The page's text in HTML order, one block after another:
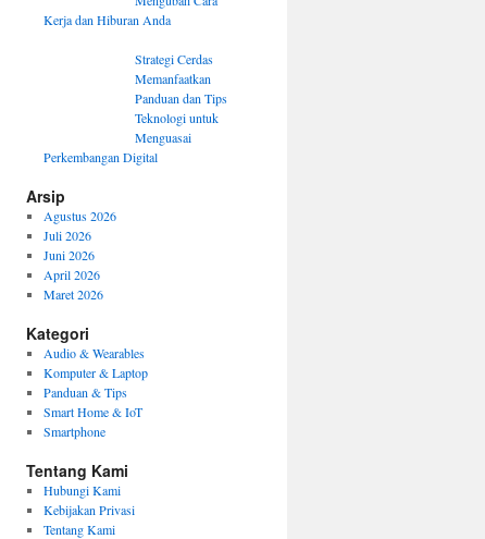
Kerja dan Hiburan Anda
Strategi Cerdas
Memanfaatkan
Panduan dan Tips
Teknologi untuk
Menguasai
Perkembangan Digital
Arsip
Agustus 2026
Juli 2026
Juni 2026
April 2026
Maret 2026
Kategori
Audio & Wearables
Komputer & Laptop
Panduan & Tips
Smart Home & IoT
Smartphone
Tentang Kami
Hubungi Kami
Kebijakan Privasi
Tentang Kami